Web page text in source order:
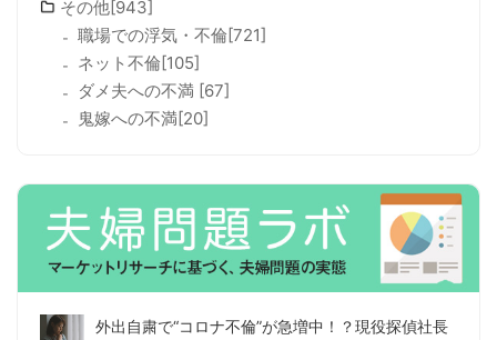
その他[943]
職場での浮気・不倫[721]
ネット不倫[105]
ダメ夫への不満 [67]
鬼嫁への不満[20]
外出自粛で“コロナ不倫”が急増中！？現役探偵社長